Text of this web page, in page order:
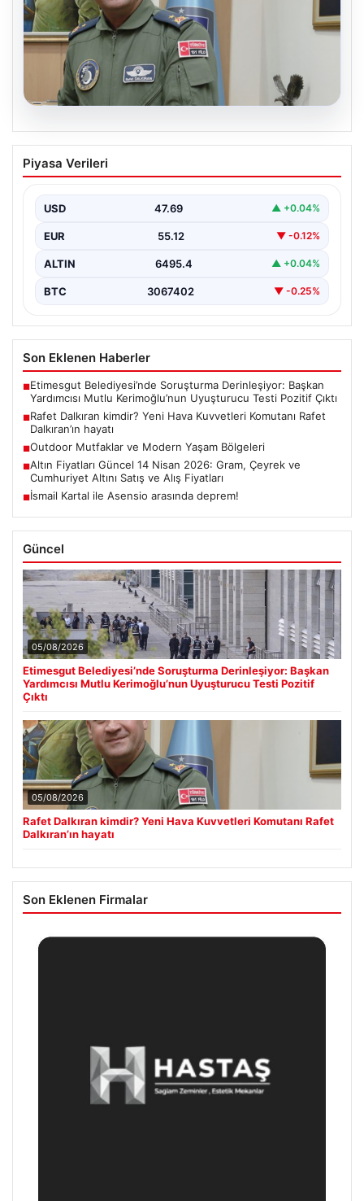
Rafet Dalkıran kimdir? Yeni Hava
Kuvvetleri Komutanı Rafet Dalkıran’ın
Piyasa Verileri
USD 47.69 ▲ +0.04%
EUR 55.12 ▼ -0.12%
ALTIN 6495.4 ▲ +0.04%
BTC 3067402 ▼ -0.25%
Son Eklenen Haberler
■Etimesgut Belediyesi’nde Soruşturma Derinleşiyor: Başkan
Yardımcısı Mutlu Kerimoğlu’nun Uyuşturucu Testi Pozitif Çıktı
■Rafet Dalkıran kimdir? Yeni Hava Kuvvetleri Komutanı Rafet
Dalkıran’ın hayatı
■Outdoor Mutfaklar ve Modern Yaşam Bölgeleri
■Altın Fiyatları Güncel 14 Nisan 2026: Gram, Çeyrek ve
Cumhuriyet Altını Satış ve Alış Fiyatları
■İsmail Kartal ile Asensio arasında deprem!
Güncel
05/08/2026
Etimesgut Belediyesi’nde Soruşturma Derinleşiyor: Başkan
Yardımcısı Mutlu Kerimoğlu’nun Uyuşturucu Testi Pozitif
Çıktı
05/08/2026
Rafet Dalkıran kimdir? Yeni Hava Kuvvetleri Komutanı Rafet
Dalkıran’ın hayatı
Son Eklenen Firmalar